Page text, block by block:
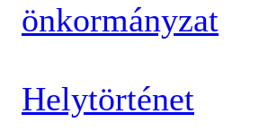
önkormányzat
Helytörténet